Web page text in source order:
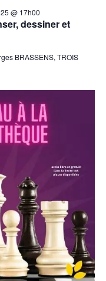
dessiner et
@ 17h00
BRASSENS, TROIS